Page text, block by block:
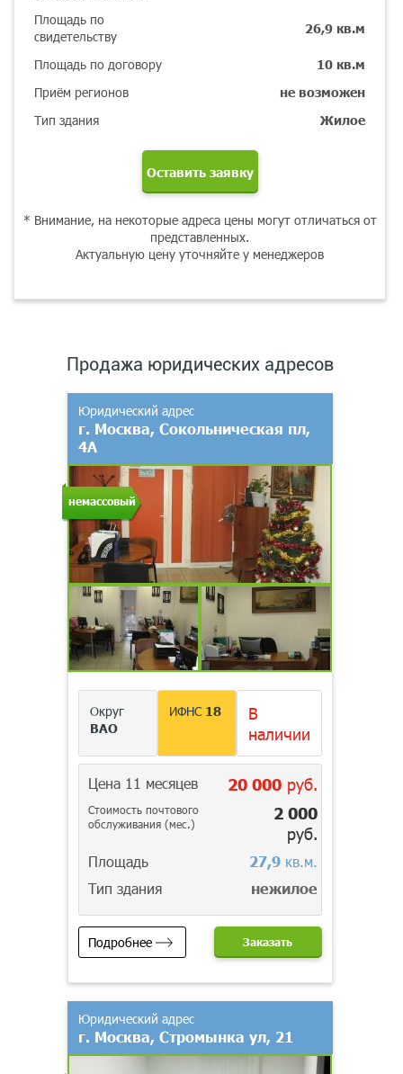
Площадь по
свидетельству
26,9 кв.м
Площадь по договору 10 кв.м
Приём регионов не возможен
Тип здания Жилое
Оставить заявку
* Внимание, на некоторые адреса цены могут отличаться от
представленных.
Актуальную цену уточняйте у менеджеров
Продажа юридических адресов
немассовый
Юридический адрес
г. Москва, Сокольническая пл,
4А
Округ
ВАО
ИФНС 18
В
наличии
Цена 11 месяцев 20 000руб.
Стоимость почтового
обслуживания (мес.)
2 000
руб.
Площадь 27,9кв.м.
Тип здания
нежилое
Подробнее Заказать
Юридический адрес
г. Москва, Стромынка ул, 21